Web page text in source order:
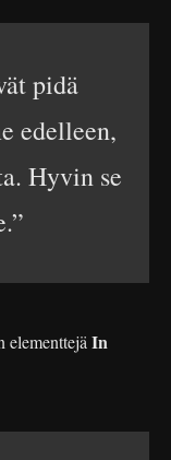
pidä
edelleen,
Hyvin se
elementtejä In